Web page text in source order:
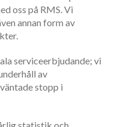
oss på RMS. Vi
annan form av
serviceerbjudande; vi
av
stopp i